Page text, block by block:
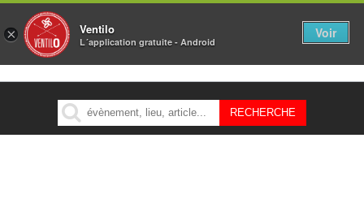
MENU
× Ventilo
L´application gratuite - Android
Voir